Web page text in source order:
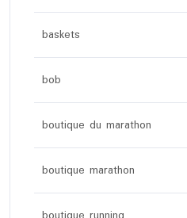
baskets
bob
boutique du marathon
boutique marathon